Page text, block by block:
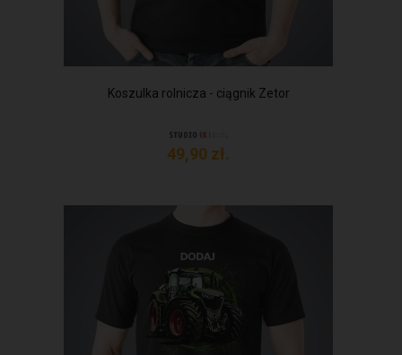
Koszulka rolnicza - ciągnik Zetor
49,90 zł.